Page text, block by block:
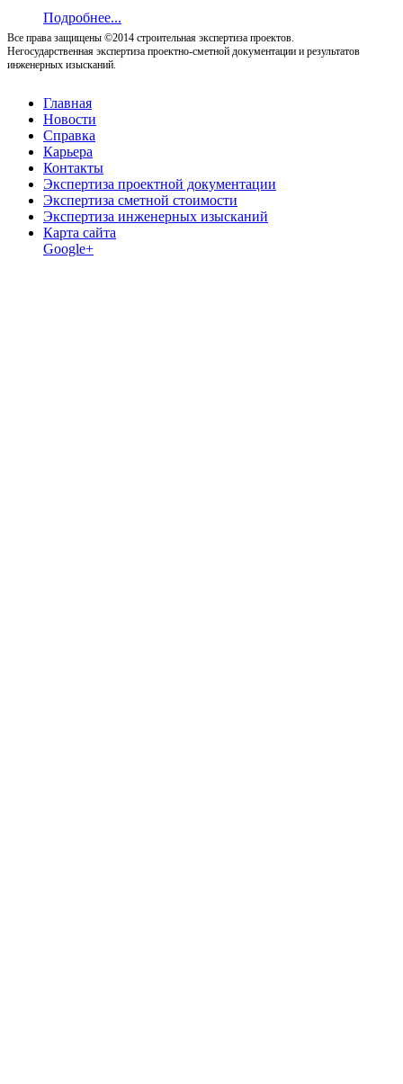
Подробнее...
Все права защищены ©2014 строительная экспертиза проектов.
Негосударственная экспертиза проектно-сметной документации и результатов
инженерных изысканий.
Главная
Новости
Справка
Карьера
Контакты
Экспертиза проектной документации
Экспертиза сметной стоимости
Экспертиза инженерных изысканий
Карта сайта
Google+